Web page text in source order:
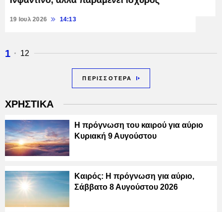
19 Ιουλ 2026 14:13
02 Ιουλ 2026
1 12
ΠΕΡΙΣΣΟΤΕΡΑ
ΧΡΗΣΤΙΚΑ
Η πρόγνωση του καιρού για αύριο
Κυριακή 9 Αυγούστου
Καιρός: Η πρόγνωση για αύριο,
Σάββατο 8 Αυγούστου 2026